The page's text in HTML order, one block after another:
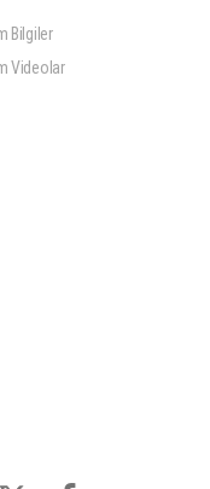
Bilgiler
Videolar